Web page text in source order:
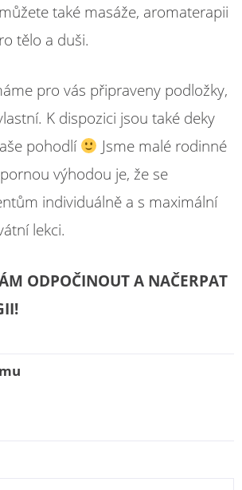
také masáže, aromaterapii
tělo a duši.
pro vás připraveny podložky,
K dispozici jsou také deky
pohodlí
Jsme malé rodinné
výhodou je, že se
individuálně a s maximální
lekci.
ODPOČINOUT A NAČERPAT